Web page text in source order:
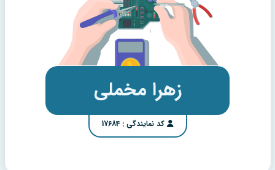
زهرا مخملی
کد نمایندگی : 17684